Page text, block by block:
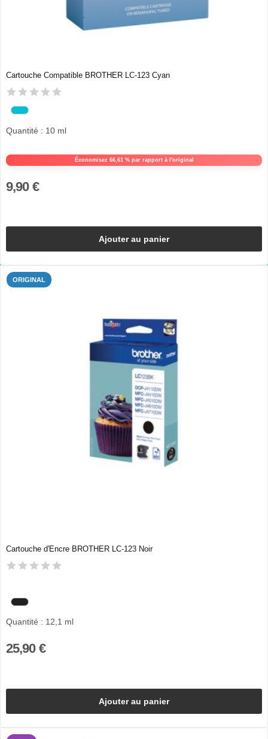
Cartouche Compatible BROTHER LC-123 Cyan
Économisez 66,61 % par rapport à l'original
Quantité : 10 ml
9,90 €
Ajouter au panier
ORIGINAL
Cartouche d'Encre BROTHER LC-123 Noir
Quantité : 12,1 ml
25,90 €
Ajouter au panier